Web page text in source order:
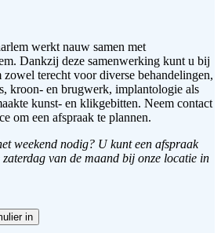
werkt nauw samen met
Dankzij deze samenwerking kunt u bij
terecht voor diverse behandelingen,
kroon- en brugwerk, implantologie als
kunst- en klikgebitten. Neem contact
om een afspraak te plannen.
weekend nodig? U kunt een afspraak
van de maand bij onze locatie in
in